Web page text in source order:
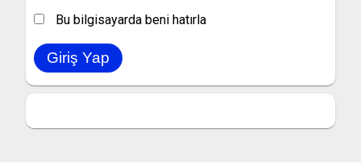
Bu bilgisayarda beni hatırla